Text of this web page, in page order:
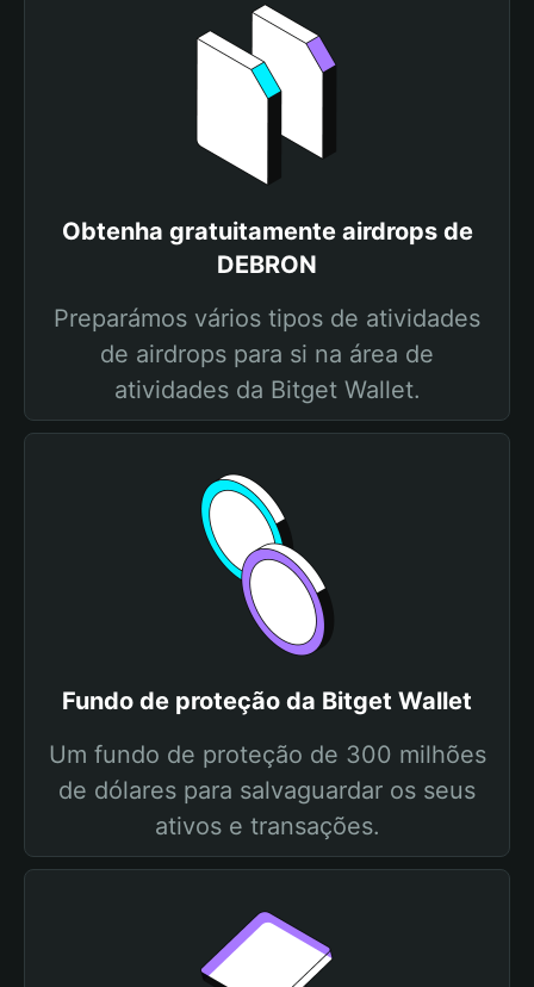
Obtenha gratuitamente airdrops de
DEBRON
Preparámos vários tipos de atividades
de airdrops para si na área de
atividades da Bitget Wallet.
Fundo de proteção da Bitget Wallet
Um fundo de proteção de 300 milhões
de dólares para salvaguardar os seus
ativos e transações.